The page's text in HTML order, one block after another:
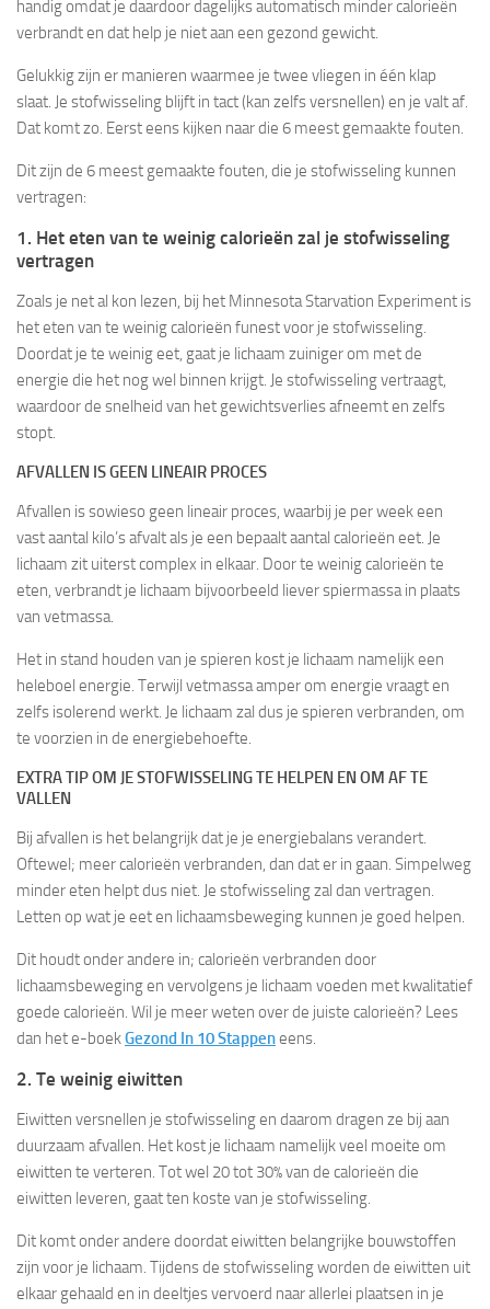
handig omdat je daardoor dagelijks automatisch minder calorieën
verbrandt en dat help je niet aan een gezond gewicht.
Gelukkig zijn er manieren waarmee je twee vliegen in één klap
slaat. Je stofwisseling blijft in tact (kan zelfs versnellen) en je valt af.
Dat komt zo. Eerst eens kijken naar die 6 meest gemaakte fouten.
Dit zijn de 6 meest gemaakte fouten, die je stofwisseling kunnen
vertragen:
1. Het eten van te weinig calorieën zal je stofwisseling
vertragen
Zoals je net al kon lezen, bij het Minnesota Starvation Experiment is
het eten van te weinig calorieën funest voor je stofwisseling.
Doordat je te weinig eet, gaat je lichaam zuiniger om met de
energie die het nog wel binnen krijgt. Je stofwisseling vertraagt,
waardoor de snelheid van het gewichtsverlies afneemt en zelfs
stopt.
AFVALLEN IS GEEN LINEAIR PROCES
Afvallen is sowieso geen lineair proces, waarbij je per week een
vast aantal kilo’s afvalt als je een bepaalt aantal calorieën eet. Je
lichaam zit uiterst complex in elkaar. Door te weinig calorieën te
eten, verbrandt je lichaam bijvoorbeeld liever spiermassa in plaats
van vetmassa.
Het in stand houden van je spieren kost je lichaam namelijk een
heleboel energie. Terwijl vetmassa amper om energie vraagt en
zelfs isolerend werkt. Je lichaam zal dus je spieren verbranden, om
te voorzien in de energiebehoefte.
EXTRA TIP OM JE STOFWISSELING TE HELPEN EN OM AF TE
VALLEN
Bij afvallen is het belangrijk dat je je energiebalans verandert.
Oftewel; meer calorieën verbranden, dan dat er in gaan. Simpelweg
minder eten helpt dus niet. Je stofwisseling zal dan vertragen.
Letten op wat je eet en lichaamsbeweging kunnen je goed helpen.
Dit houdt onder andere in; calorieën verbranden door
lichaamsbeweging en vervolgens je lichaam voeden met kwalitatief
goede calorieën. Wil je meer weten over de juiste calorieën? Lees
dan het e-boekGezond In 10 Stappeneens.
2. Te weinig eiwitten
Eiwitten versnellen je stofwisseling en daarom dragen ze bij aan
duurzaam afvallen. Het kost je lichaam namelijk veel moeite om
eiwitten te verteren. Tot wel 20 tot 30% van de calorieën die
eiwitten leveren, gaat ten koste van je stofwisseling.
Dit komt onder andere doordat eiwitten belangrijke bouwstoffen
zijn voor je lichaam. Tijdens de stofwisseling worden de eiwitten uit
elkaar gehaald en in deeltjes vervoerd naar allerlei plaatsen in je